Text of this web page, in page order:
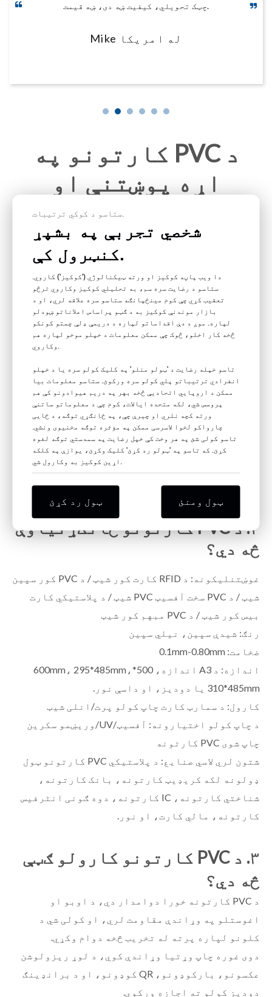
چټک تحویلي، کیفیت ښه دی، ښه قیمت.
Mike له امریکا
د PVC کارتونو په
اړه پوښتنې او
ځوابونه
پولی وینیل کلورایډ (PVC) یو ارزانه پلاستیکي
مواد دی چې معیاري PVC کارتونه ترې جوړیږي. دا د
ډیری چاپ اړتیاو لپاره په عمومي ډول منل شوی PVC
کارت مواد دی. په ځانګړي توګه، که تاسو د رنګ-
سبلیمیشن PVC کارت پرنټر لرئ، نو تاسو به د خپلې
سره غوره کیفیت او مسلکي ښکاري پایلې ترلاسه کړئ.
د PVC کارتونو نیمګړتیا دا ده چې دوی د تودوخې
سره ښه نه دریږي. که چیرې PVC کارتونه د لوړې
تودوخې سره مخ شي لکه کله چې ستاسو کارتونه لامینټ
کوئ یا که تاسو د بیا لیږدونکي پرنټر کاروئ، PVC
کارتونه به تاو شي یا یو څه وخوري یا حتی مات شي.
۲. د PVC کارتونو ځانګړتیاوې
څه دي؟
غوښتنلیکونه: د RFID کارت کور شیټ / د PVC کور سپین
شیټ / د PVC سخت آفسیټ PVC شیټ / د پلاستيکي کارت
بیس کور شیټ / د PVC مبهم کور شیټ
رنګ: شیدې سپین، نیلي سپین
ضخامت: 0.1mm-0.80mm
اندازه: د A3 اندازه، 500*600mm، 295*485mm،
310*485mm یا دودیز، او داسې نور.
کارول: د سمارټ کارت چاپ کولو پرت/انلی شیټ
د چاپ کولو اختیارونه: آفسیټ/UV/وریښمو سکرین
چاپ شوی PVC کارتونه
شتون لري لاسي صنایع: د پلاستيکي PVC کارتونو ټول
ډولونه لکه کریډیټ کارتونه، بانک کارتونه،
شناختي کارتونه، IC کارتونه، دوه ګونی انٹرفیس
کارتونه، مالي کارت، او نور.
۳. د PVC کارتونو کارولو ګټې
څه دي؟
د PVC کارتونه خورا دوامدار دي، د اوبو او
اغوستلو په وړاندې مقاومت لري، او کولی شي د
کلونو لپاره پرته له تخریب څخه دوام وکړي.
دوی غوره چاپ وړتیا وړاندې کوي، د لوړ ریزولوشن
عکسونو، بارکوډونو، QR کوډونو، او د برانډینګ
دودیز کولو ته اجازه ورکوي.
ستاسو د کوکي ترتیبات.
شخصي تجربې په بشپړ
کنټرول کې.
دا ویب پاڼه کوکیز او ورته ټیکنالوژي ('کوکیز') کاروي.
ستاسو د رضایت سره سم، به تحلیلي کوکیز وکاروي ترڅو
تعقیب کړي چې کوم مینځپانګه ستاسو سره علاقه لري، او د
بازار موندنې کوکیز به د ګټو پراساس اعلاناتو ښودلو
لپاره. موږ د دې اقداماتو لپاره د دریمې ډلې چمتو کونکو
څخه کار اخلو، څوک چې ممکن معلومات د خپلو موخو لپاره هم
تاسو خپله رضایت د 'ټولو منلو' په کلیک کولو سره یا د خپلو
انفرادي ترتیباتو پلي کولو سره ورکوئ. ستاسو معلومات بیا
ممکن د اروپايي اتحادیې څخه بهر په دریم هیوادونو کې هم
پروسس شي، لکه متحده ایالات، کوم چې د معلوماتو ساتنې
ورته کچه نلري او چیرې چې، په ځانګړي توګه، د ځایی
چارواکو لخوا لاسرسی ممکن په مؤثره توګه مخنیوی ونشي.
تاسو کولی شئ په هر وخت کې خپل رضایت په سمدستي توګه لغوه
کړئ. که تاسو په 'ټولو رد کړئ' کلیک وکړئ، یوازې په کلکه
ټول رد کړئ ټول ومنئ